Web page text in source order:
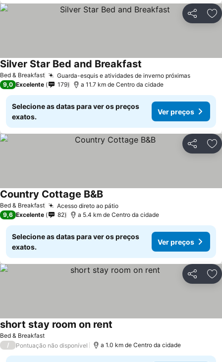
Partilhar
Bed & Breakfast Guarda-esquis e atividades de inverno próximasVer
Silver Star Bed and Breakfast
9,0 Excelente 179 a 11.7 km de Centro da cidade
Selecione as datas para ver os preços
exatos.
Ver preços
Partilhar
Bed & Breakfast Acesso direto ao pátioVer preços
Country Cottage B&BVer preços
9,6 Excelente 82 a 5.4 km de Centro da cidade
Selecione as datas para ver os preços
exatos.
Ver preços
Partilhar
Bed & Breakfast
short stay room on rent
/ Pontuação não disponível a 1.0 km de Centro da cidade